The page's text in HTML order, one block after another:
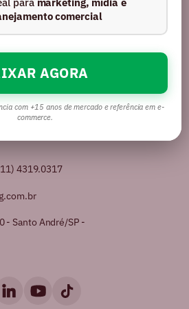
mais de 16 anos no
publicidade para se
no Brasil.
4319.0317
- Santo André/SP -
comercial
AGORA
com +15 anos de mercado e referência em e-
commerce.